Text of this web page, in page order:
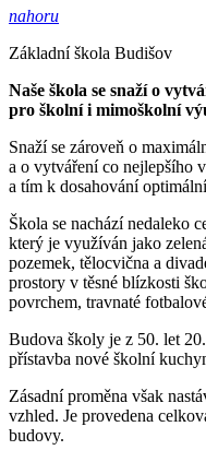
nahoru
Základní škola Budišov
Naše škola se snaží o
pro školní i mimoškolní
Snaží se zároveň o
a o vytváření co nejlepšího
a tím k dosahování
Škola se nachází nedaleko
který je využíván jako
pozemek, tělocvična a
prostory v těsné blízkosti
povrchem, travnaté
Budova školy je z 50. let
přístavba nové školní
Zásadní proměna však
vzhled. Je provedena
budovy.